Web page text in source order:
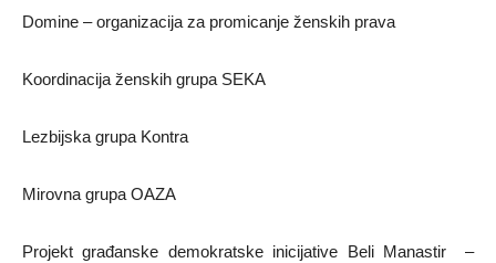
Domine – organizacija za promicanje ženskih prava
Koordinacija ženskih grupa SEKA
Lezbijska grupa Kontra
Mirovna grupa OAZA
Projekt građanske demokratske inicijative Beli Manastir –